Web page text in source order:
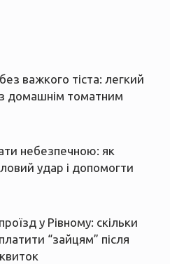
важкого тіста: легкий
домашнім томатним
небезпечною: як
удар і допомогти
у Рівному: скільки
“зайцям” після